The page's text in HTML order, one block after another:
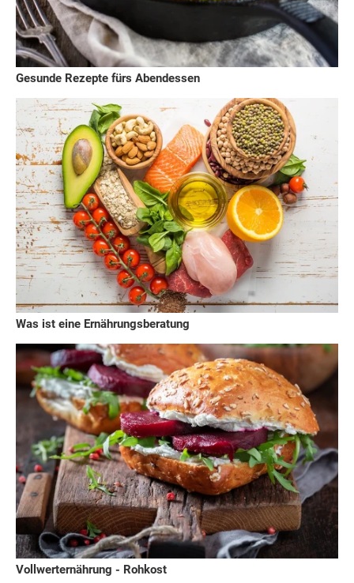
Gesunde Rezepte fürs Abendessen
Was ist eine Ernährungsberatung
Vollwerternährung - Rohkost